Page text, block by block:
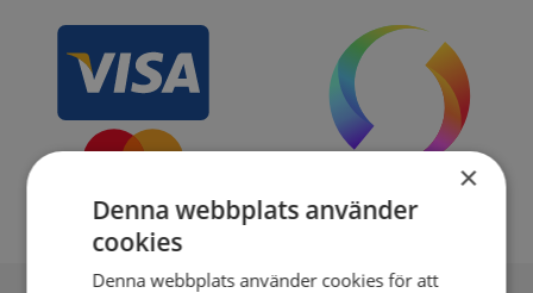
×
Denna webbplats använder
cookies
Denna webbplats använder cookies för att